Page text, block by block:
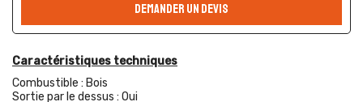
DEMANDER UN DEVIS
Caractéristiques techniques
Combustible : Bois
Sortie par le dessus : Oui